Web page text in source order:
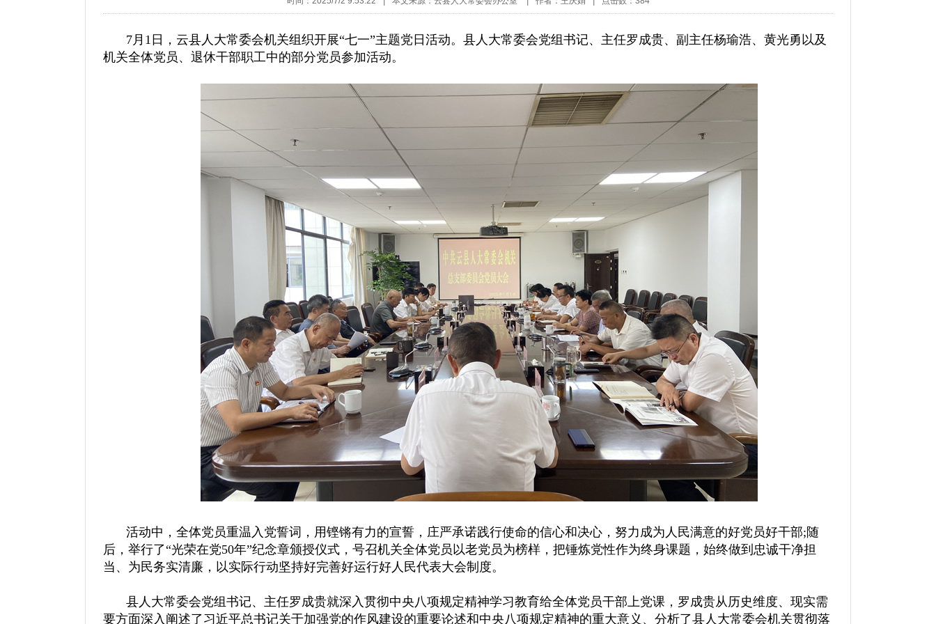
7月1日，云县人大常委会机关组织开展“七一”主题党日活动。县人大常委会党组书记、主任罗成贵、副主任杨瑜浩、黄光勇以及
机关全体党员、退休干部职工中的部分党员参加活动。
活动中，全体党员重温入党誓词，用铿锵有力的宣誓，庄严承诺践行使命的信心和决心，努力成为人民满意的好党员好干部;随
后，举行了“光荣在党50年”纪念章颁授仪式，号召机关全体党员以老党员为榜样，把锤炼党性作为终身课题，始终做到忠诚干净担
当、为民务实清廉，以实际行动坚持好完善好运行好人民代表大会制度。
县人大常委会党组书记、主任罗成贵就深入贯彻中央八项规定精神学习教育给全体党员干部上党课，罗成贵从历史维度、现实需
要方面深入阐述了习近平总书记关于加强党的作风建设的重要论述和中央八项规定精神的重大意义、分析了县人大常委会机关贯彻落